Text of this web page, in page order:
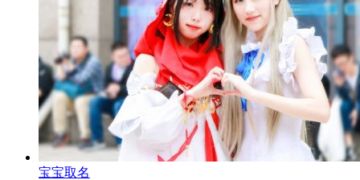
宝宝取名